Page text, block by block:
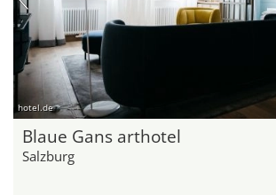
hotel.de
Blaue Gans arthotel
Salzburg